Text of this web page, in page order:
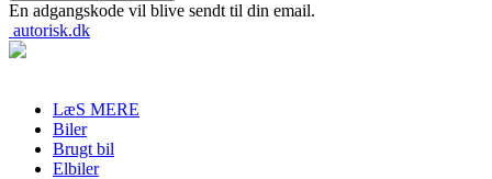
En adgangskode vil blive sendt til din email.
autorisk.dk
LæS MERE
Biler
Brugt bil
Elbiler